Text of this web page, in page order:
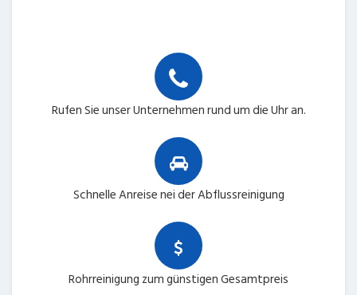
Rufen Sie unser Unternehmen rund um die Uhr an.
Schnelle Anreise nei der Abflussreinigung
Rohrreinigung zum günstigen Gesamtpreis